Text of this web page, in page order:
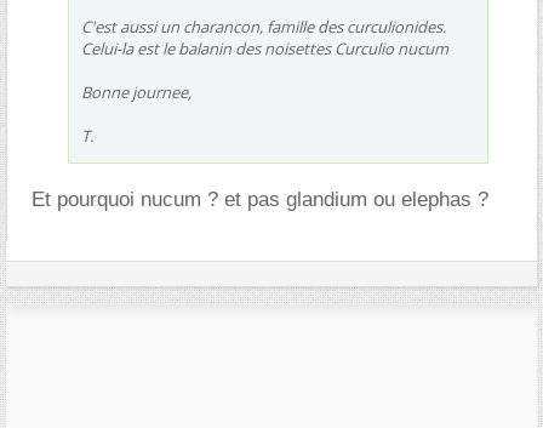
C'est aussi un charancon, famille des curculionides.
Celui-la est le balanin des noisettesCurculio nucum
Bonne journee,
T.
Et pourquoi nucum ? et pas glandium ou elephas ?